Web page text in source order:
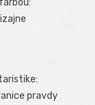
pravdy